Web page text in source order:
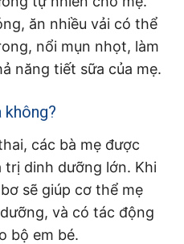
ăn nhiều vải có thể
nổi mụn nhọt, làm
năng tiết sữa của mẹ.
không?
các bà mẹ được
trị dinh dưỡng lớn. Khi
sẽ giúp cơ thể mẹ
và có tác động
bộ em bé.